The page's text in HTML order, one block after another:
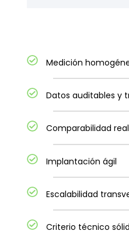
Medición
Datos auditables y
Comparabilidad
Implantación ágil
Escalabilidad
Criterio técnico